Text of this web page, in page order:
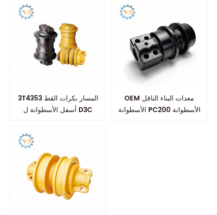
3T4353 المسار بكرات القط
أسفل الأسطوانة ل D3C
OEM معدات البناء الناقل
الأسطوانة PC200 الأسطوانة